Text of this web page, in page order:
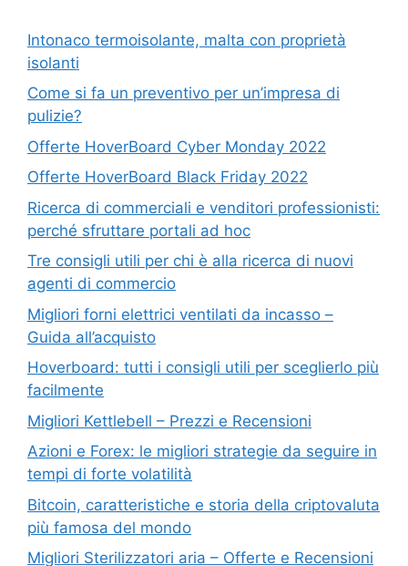
Intonaco termoisolante, malta con proprietà
isolanti
Come si fa un preventivo per un’impresa di
pulizie?
Offerte HoverBoard Cyber Monday 2022
Offerte HoverBoard Black Friday 2022
Ricerca di commerciali e venditori professionisti:
perché sfruttare portali ad hoc
Tre consigli utili per chi è alla ricerca di nuovi
agenti di commercio
Migliori forni elettrici ventilati da incasso –
Guida all’acquisto
Hoverboard: tutti i consigli utili per sceglierlo più
facilmente
Migliori Kettlebell – Prezzi e Recensioni
Azioni e Forex: le migliori strategie da seguire in
tempi di forte volatilità
Bitcoin, caratteristiche e storia della criptovaluta
più famosa del mondo
Migliori Sterilizzatori aria – Offerte e Recensioni